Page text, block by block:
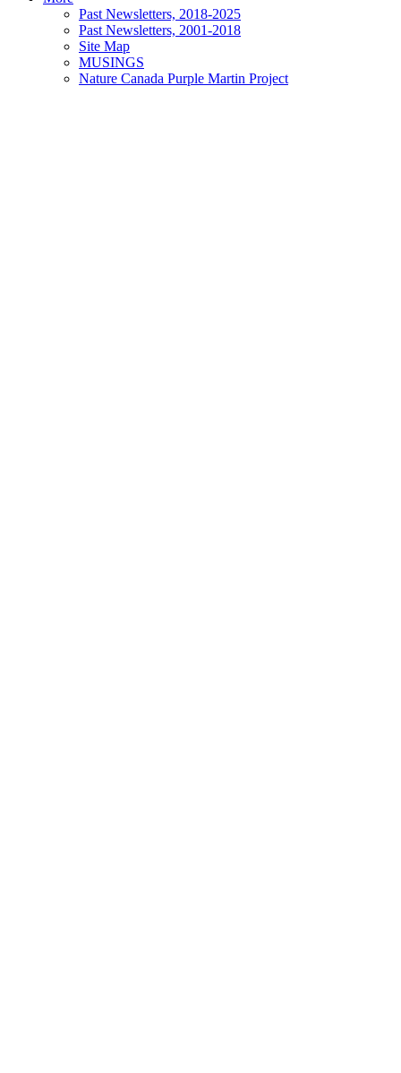
Past Newsletters, 2018-2025
Past Newsletters, 2001-2018
Site Map
MUSINGS
Nature Canada Purple Martin Project